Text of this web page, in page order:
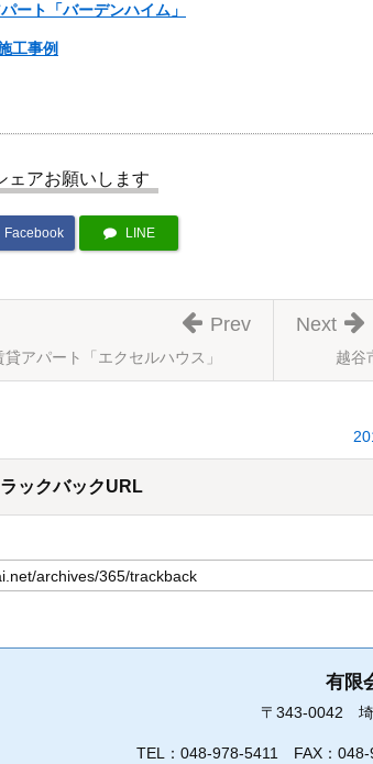
ート「バーデンハイム」
工事例
ェアお願いします
Facebook LINE
越谷
Next
アパート「エクセルハウス」
Prev
ックバックURL
有限
〒343-0042
TEL： 048-978-5411 FAX：